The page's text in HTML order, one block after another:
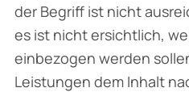
der Begriff ist nicht
es ist nicht ersichtlich,
einbezogen werden
Leistungen dem Inhalt